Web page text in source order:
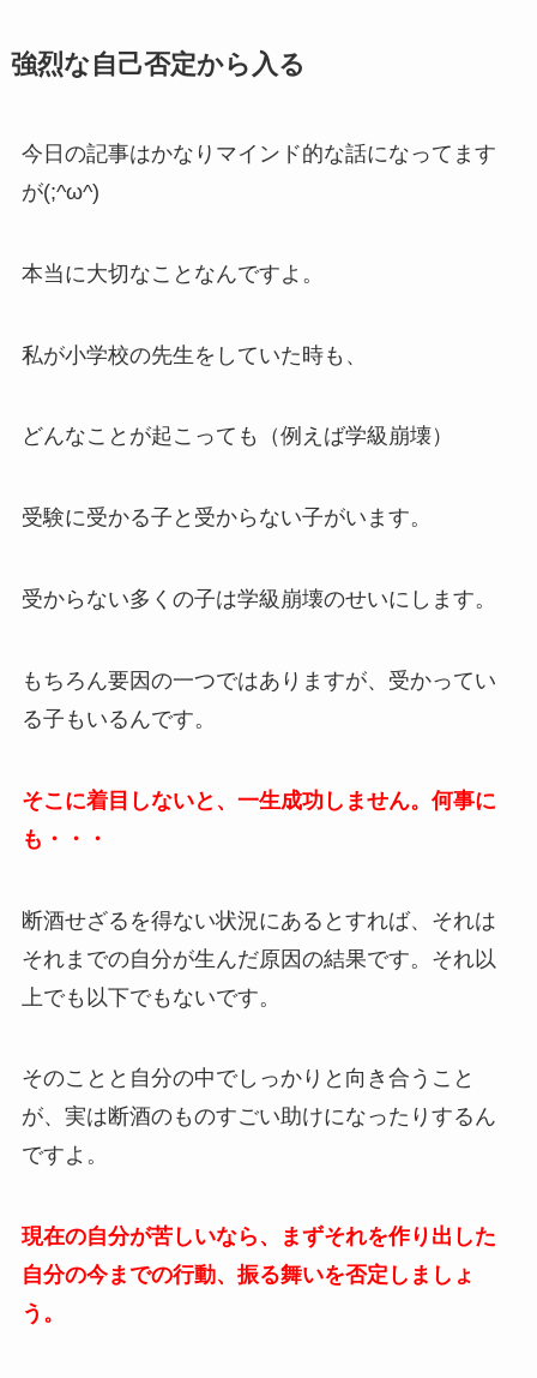
強烈な自己否定から入る
今日の記事はかなりマインド的な話になってます
が(;^ω^)
本当に大切なことなんですよ。
私が小学校の先生をしていた時も、
どんなことが起こっても（例えば学級崩壊）
受験に受かる子と受からない子がいます。
受からない多くの子は学級崩壊のせいにします。
もちろん要因の一つではありますが、受かってい
る子もいるんです。
そこに着目しないと、一生成功しません。何事に
も・・・
断酒せざるを得ない状況にあるとすれば、それは
それまでの自分が生んだ原因の結果です。それ以
上でも以下でもないです。
そのことと自分の中でしっかりと向き合うこと
が、実は断酒のものすごい助けになったりするん
ですよ。
現在の自分が苦しいなら、まずそれを作り出した
自分の今までの行動、振る舞いを否定しましょ
う。